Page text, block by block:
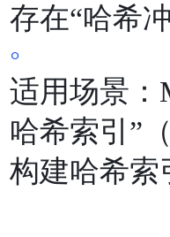
存在“哈希
◦
适⽤场景：
哈希索引”
构建哈希索